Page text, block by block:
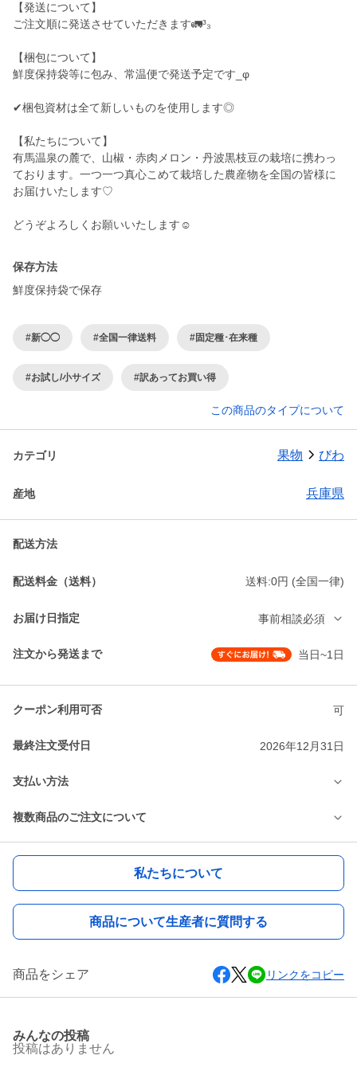
【発送について】
ご注文順に発送させていただきます🚛³₃
【梱包について】
鮮度保持袋等に包み、常温便で発送予定です_φ
✔︎梱包資材は全て新しいものを使用します◎
【私たちについて】
有馬温泉の麓で、山椒・赤肉メロン・丹波黒枝豆の栽培に携わっ
ております。一つ一つ真心こめて栽培した農産物を全国の皆様に
お届けいたします♡
どうぞよろしくお願いいたします☺︎
保存方法
鮮度保持袋で保存
#新◯◯ #全国一律送料 #固定種･在来種
#お試し/小サイズ #訳あってお買い得
この商品のタイプについて
カテゴリ 果物 びわ
産地 兵庫県
配送方法
配送料金（送料） 送料:0円 (全国一律)
お届け日指定 事前相談必須
注文から発送まで 当日~1日
クーポン利用可否 可
最終注文受付日 2026年12月31日
支払い方法
複数商品のご注文について
私たちについて
商品について生産者に質問する
商品をシェア リンクをコピー
みんなの投稿
投稿はありません